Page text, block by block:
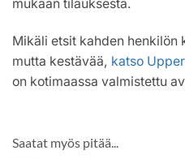
mukaan tilauksesta.
Mikäli etsit kahden henkilön
mutta kestävää, katso
on kotimaassa valmistettu
Saatat myös pitää...